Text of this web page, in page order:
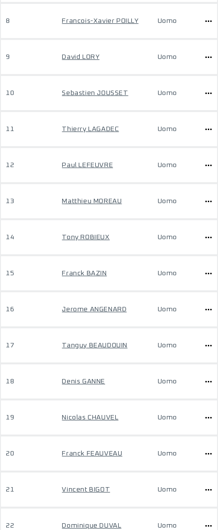
8 Francois-Xavier POILLY Uomo
9 David LORY Uomo
10 Sebastien JOUSSET Uomo
11 Thierry LAGADEC Uomo
12 Paul LEFEUVRE Uomo
13 Matthieu MOREAU Uomo
14 Tony ROBIEUX Uomo
15 Franck BAZIN Uomo
16 Jerome ANGENARD Uomo
17 Tanguy BEAUDOUIN Uomo
18 Denis GANNE Uomo
19 Nicolas CHAUVEL Uomo
20 Franck FEAUVEAU Uomo
21 Vincent BIGOT Uomo
22 Dominique DUVAL Uomo